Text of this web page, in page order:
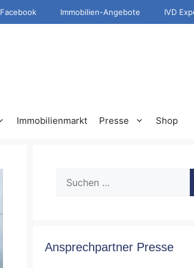
Facebook Immobilien-Angebote IVD
Immobilienmarkt Presse Shop
nach:
Ansprechpartner Presse